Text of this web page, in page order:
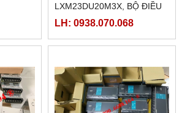
LXM23DU20M3X, BỘ ĐIỀU
KHIỂN SERVO
LH: 0938.070.068